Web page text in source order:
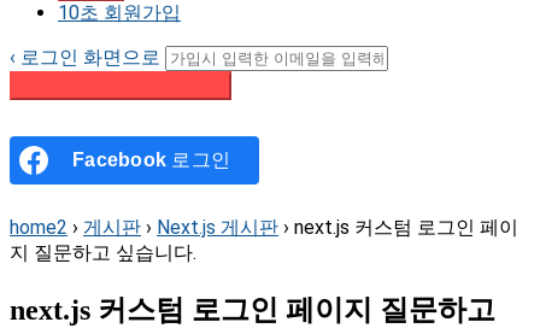
10초 회원가입
‹ 로그인 화면으로
Facebook 로그인
home2 › 게시판 › Next.js 게시판 › next.js 커스텀 로그인 페이
지 질문하고 싶습니다.
next.js 커스텀 로그인 페이지 질문하고